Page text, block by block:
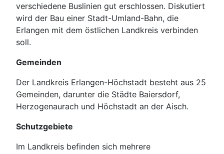
verschiedene Buslinien gut erschlossen. Diskutiert
wird der Bau einer Stadt-Umland-Bahn, die
Erlangen mit dem östlichen Landkreis verbinden
soll.
Gemeinden
Der Landkreis Erlangen-Höchstadt besteht aus 25
Gemeinden, darunter die Städte Baiersdorf,
Herzogenaurach und Höchstadt an der Aisch.
Schutzgebiete
Im Landkreis befinden sich mehrere